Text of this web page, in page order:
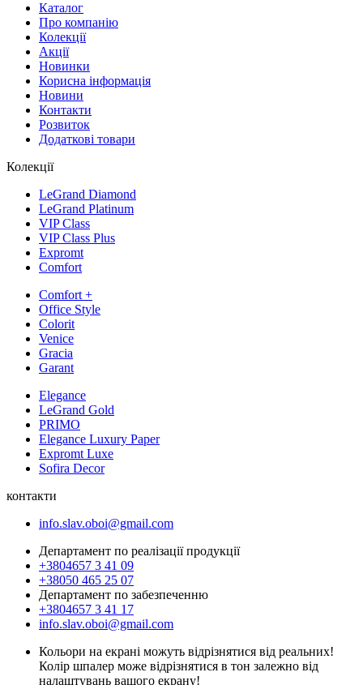
Каталог
Про компанію
Колекції
Акції
Новинки
Корисна інформація
Новини
Контакти
Розвиток
Додаткові товари
Колекції
LeGrand Diamond
LeGrand Platinum
VIP Class
VIP Class Plus
Expromt
Comfort
Comfort +
Office Style
Colorit
Venice
Gracia
Garant
Elegance
LeGrand Gold
PRIMO
Elegance Luxury Paper
Expromt Luxe
Sofira Decor
контакти
info.slav.oboi@gmail.com
Департамент по реалізації продукції
+3804657 3 41 09
+38050 465 25 07
Департамент по забезпеченню
+3804657 3 41 17
info.slav.oboi@gmail.com
Кольори на екрані можуть відрізнятися від реальних!
Колір шпалер може відрізнятися в тон залежно від
налаштувань вашого екрану!